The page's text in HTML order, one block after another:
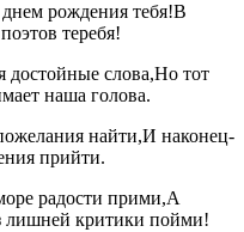
рождения тебя!В
теребя!
достойные слова,Но тот
наша голова.
найти,И наконец-
прийти.
радости прими,А
лишней критики пойми!